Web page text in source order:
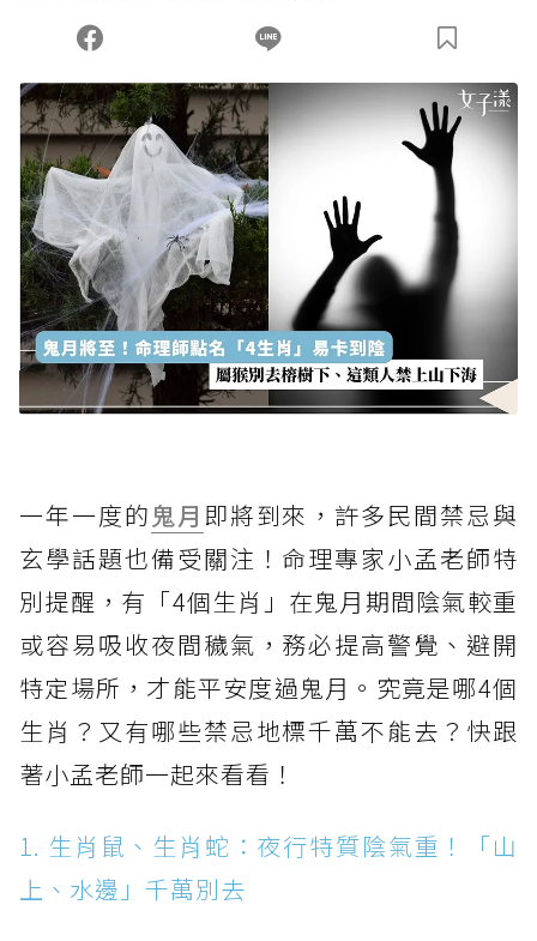
一年一度的鬼月 即將到來，許多民間禁忌與
玄學話題也備受關注！命理專家小孟老師特
別提醒，有「4個生肖」在鬼月期間陰氣較重
或容易吸收夜間穢氣，務必提高警覺、避開
特定場所，才能平安度過鬼月。究竟是哪4個
生肖？又有哪些禁忌地標千萬不能去？快跟
著小孟老師一起來看看！
1. 生肖鼠、生肖蛇：夜行特質陰氣重！「山
上、水邊」千萬別去